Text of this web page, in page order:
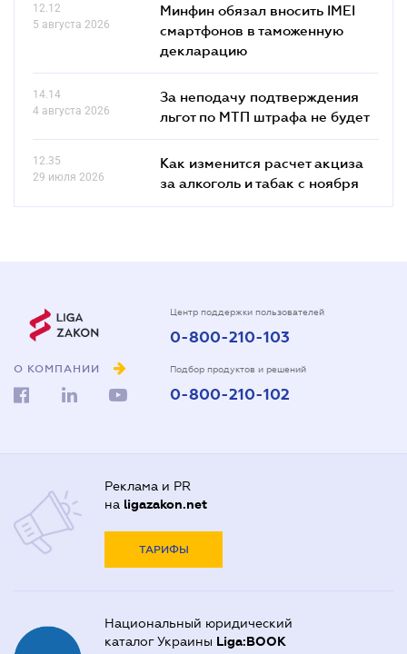
12.12
5 августа 2026
Минфин обязал вносить IMEI
смартфонов в таможенную
декларацию
14.14
4 августа 2026
За неподачу подтверждения
льгот по МТП штрафа не будет
12.35
29 июля 2026
Как изменится расчет акциза
за алкоголь и табак с ноября
О КОМПАНИИ
Центр поддержки пользователей
0-800-210-103
Подбор продуктов и решений
0-800-210-102
Реклама и PR
на ligazakon.net
ТАРИФЫ
Национальный юридический
каталог Украины Liga:BOOK